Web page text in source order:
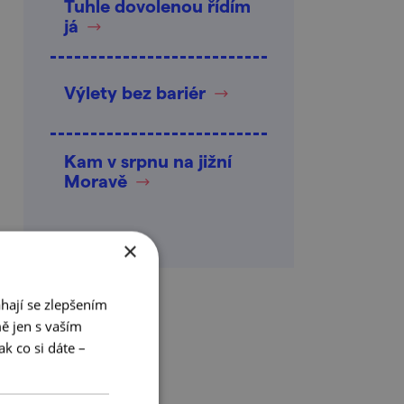
Tuhle dovolenou řídím
já
Výlety bez bariér
Kam v srpnu na jižní
Moravě
×
se zlepšením
jen s vaším
co si dáte –